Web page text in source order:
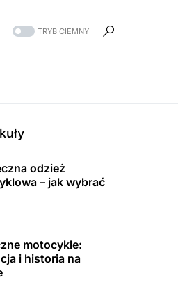
TRYB CIEMNY
odzież
– jak wybrać
motocykle:
i historia na